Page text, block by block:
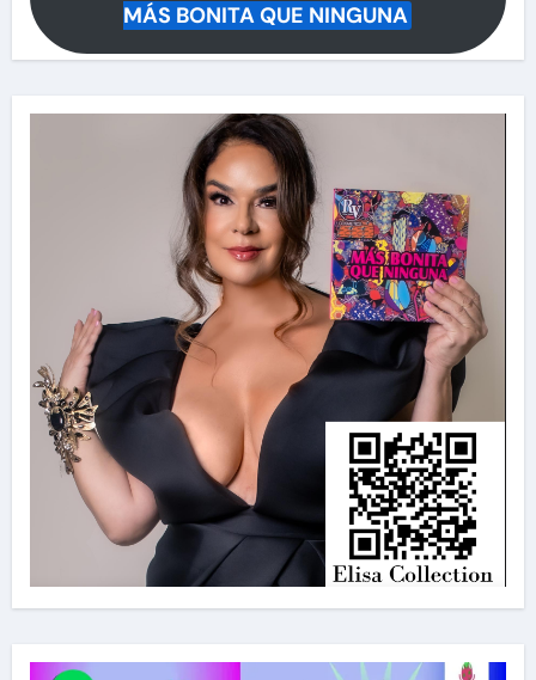
MÁS BONITA QUE NINGUNA